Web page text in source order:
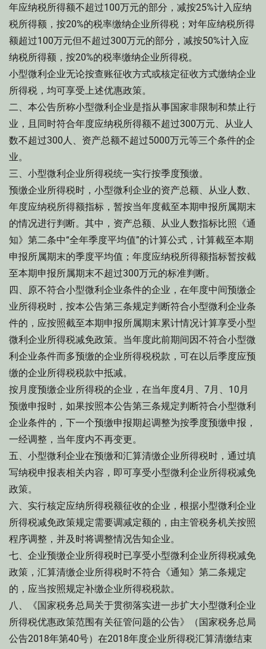
年应纳税所得额不超过100万元的部分，减按25%计入应纳
税所得额，按20%的税率缴纳企业所得税；对年应纳税所得
额超过100万元但不超过300万元的部分，减按50%计入应
纳税所得额，按20%的税率缴纳企业所得税。
小型微利企业无论按查账征收方式或核定征收方式缴纳企业
所得税，均可享受上述优惠政策。
二、本公告所称小型微利企业是指从事国家非限制和禁止行
业，且同时符合年度应纳税所得额不超过300万元、从业人
数不超过300人、资产总额不超过5000万元等三个条件的企
业。
三、小型微利企业所得税统一实行按季度预缴。
预缴企业所得税时，小型微利企业的资产总额、从业人数、
年度应纳税所得额指标，暂按当年度截至本期申报所属期末
的情况进行判断。其中，资产总额、从业人数指标比照《通
知》第二条中“全年季度平均值”的计算公式，计算截至本期
申报所属期末的季度平均值；年度应纳税所得额指标暂按截
至本期申报所属期末不超过300万元的标准判断。
四、原不符合小型微利企业条件的企业，在年度中间预缴企
业所得税时，按本公告第三条规定判断符合小型微利企业条
件的，应按照截至本期申报所属期末累计情况计算享受小型
微利企业所得税减免政策。当年度此前期间因不符合小型微
利企业条件而多预缴的企业所得税税款，可在以后季度应预
缴的企业所得税税款中抵减。
按月度预缴企业所得税的企业，在当年度4月、7月、10月
预缴申报时，如果按照本公告第三条规定判断符合小型微利
企业条件的，下一个预缴申报期起调整为按季度预缴申报，
一经调整，当年度内不再变更。
五、小型微利企业在预缴和汇算清缴企业所得税时，通过填
写纳税申报表相关内容，即可享受小型微利企业所得税减免
政策。
六、实行核定应纳所得税额征收的企业，根据小型微利企业
所得税减免政策规定需要调减定额的，由主管税务机关按照
程序调整，并及时将调整情况告知企业。
七、企业预缴企业所得税时已享受小型微利企业所得税减免
政策，汇算清缴企业所得税时不符合《通知》第二条规定
的，应当按照规定补缴企业所得税税款。
八、《国家税务总局关于贯彻落实进一步扩大小型微利企业
所得税优惠政策范围有关征管问题的公告》（国家税务总局
公告2018年第40号）在2018年度企业所得税汇算清缴结束